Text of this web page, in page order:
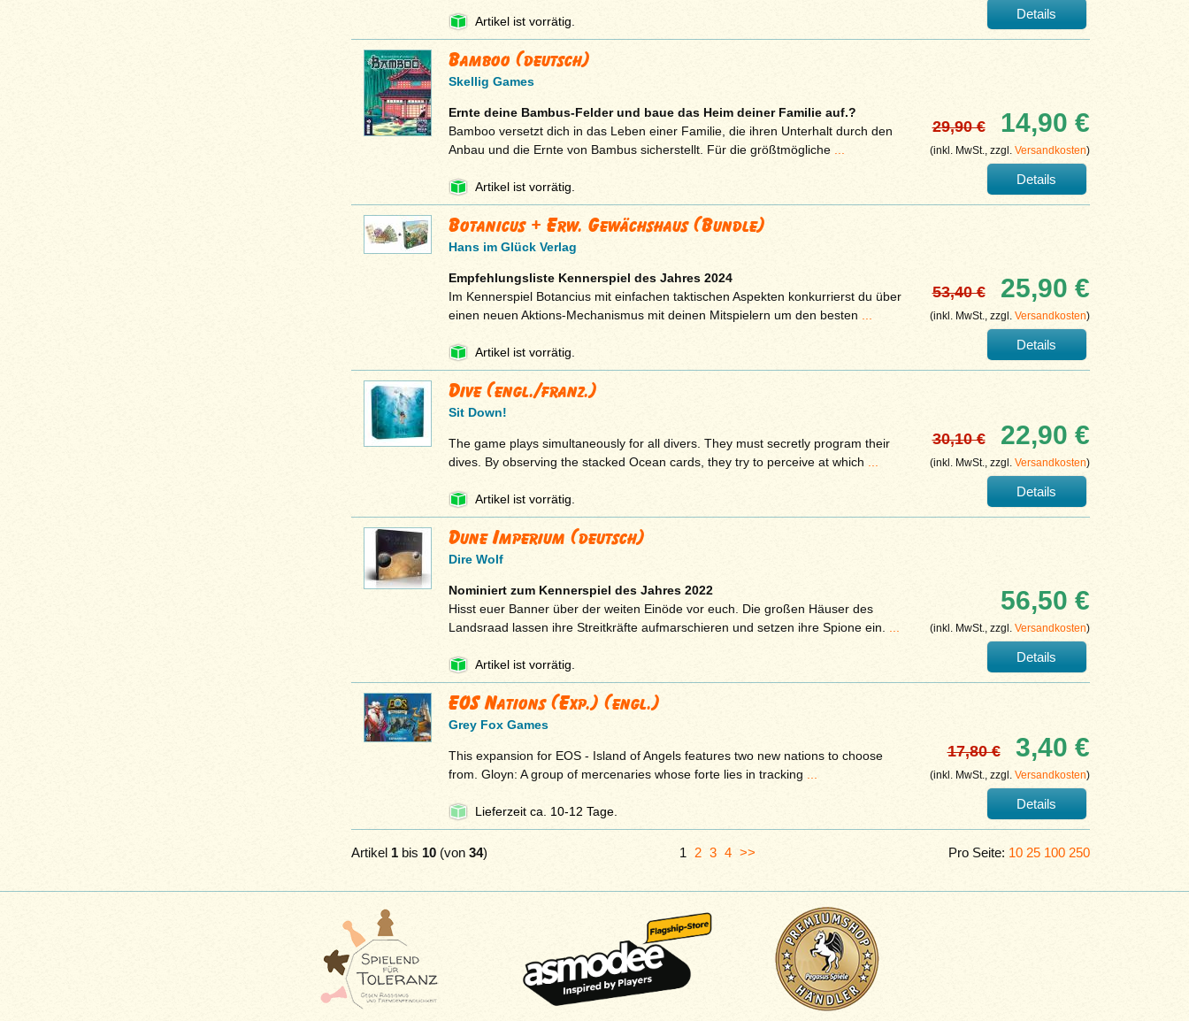
Artikel ist vorrätig. Details
Bamboo (deutsch)
Skellig Games
Ernte deine Bambus-Felder und baue das Heim deiner Familie auf.?
Bamboo versetzt dich in das Leben einer Familie, die ihren Unterhalt durch den
Anbau und die Ernte von Bambus sicherstellt. Für die größtmögliche ...
Artikel ist vorrätig.
29,90 € 14,90 €
(inkl. MwSt., zzgl. Versandkosten)
Details
Botanicus + Erw. Gewächshaus (Bundle)
Hans im Glück Verlag
Empfehlungsliste Kennerspiel des Jahres 2024
Im Kennerspiel Botancius mit einfachen taktischen Aspekten konkurrierst du über
einen neuen Aktions-Mechanismus mit deinen Mitspielern um den besten ...
Artikel ist vorrätig.
53,40 € 25,90 €
(inkl. MwSt., zzgl. Versandkosten)
Details
Dive (engl./franz.)
Sit Down!
The game plays simultaneously for all divers. They must secretly program their
dives. By observing the stacked Ocean cards, they try to perceive at which ...
Artikel ist vorrätig.
30,10 € 22,90 €
(inkl. MwSt., zzgl. Versandkosten)
Details
Dune Imperium (deutsch)
Dire Wolf
Nominiert zum Kennerspiel des Jahres 2022
Hisst euer Banner über der weiten Einöde vor euch. Die großen Häuser des
Landsraad lassen ihre Streitkräfte aufmarschieren und setzen ihre Spione ein. ...
Artikel ist vorrätig.
56,50 €
(inkl. MwSt., zzgl. Versandkosten)
Details
EOS Nations (Exp.) (engl.)
Grey Fox Games
This expansion for EOS - Island of Angels features two new nations to choose
from. Gloyn: A group of mercenaries whose forte lies in tracking ...
Lieferzeit ca. 10-12 Tage.
17,80 € 3,40 €
(inkl. MwSt., zzgl. Versandkosten)
Details
Artikel 1bis 10(von 34) Pro Seite: 10 25 100 250
1 2 3 4 >>